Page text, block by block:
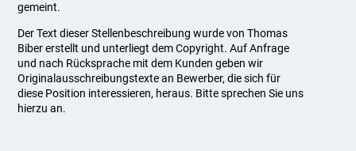
gemeint.
Der Text dieser Stellenbeschreibung wurde von Thomas
Biber erstellt und unterliegt dem Copyright. Auf Anfrage
und nach Rücksprache mit dem Kunden geben wir
Originalausschreibungstexte an Bewerber, die sich für
diese Position interessieren, heraus. Bitte sprechen Sie uns
hierzu an.